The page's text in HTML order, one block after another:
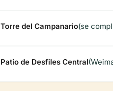
Torre del Campanario(se
Patio de Desfiles Central